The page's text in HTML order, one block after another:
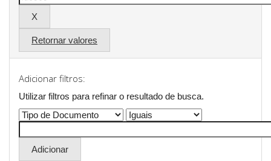
Retornar valores
Adicionar filtros:
Utilizar filtros para refinar o resultado de busca.